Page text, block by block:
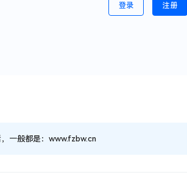
登录 注册
一般都是：www.fzbw.cn